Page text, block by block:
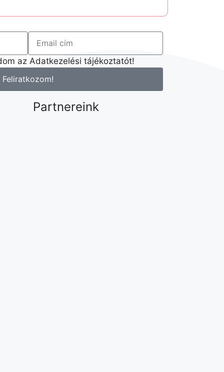
az Adatkezelési tájékoztatót!
Feliratkozom!
Partnereink